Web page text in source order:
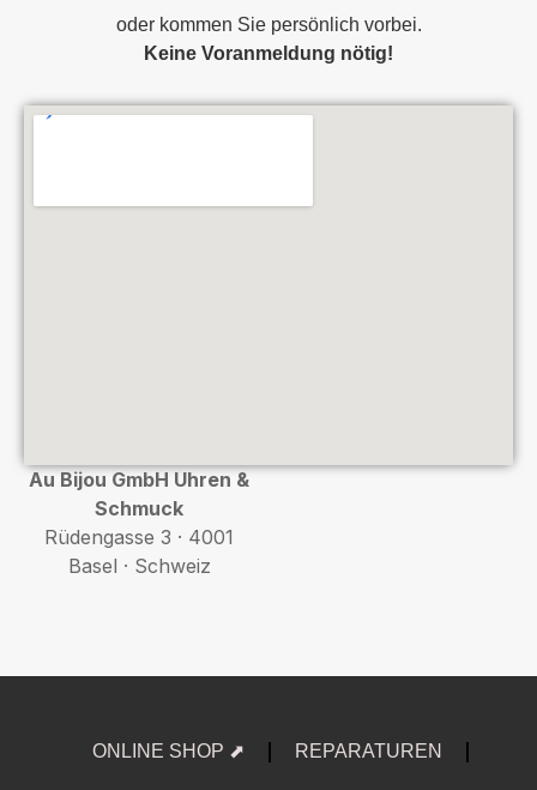
oder kommen Sie persönlich vorbei.
Keine Voranmeldung nötig!
Au Bijou GmbH Uhren &
Schmuck
Rüdengasse 3 · 4001
Basel · Schweiz
ONLINE SHOP ⬈ REPARATUREN